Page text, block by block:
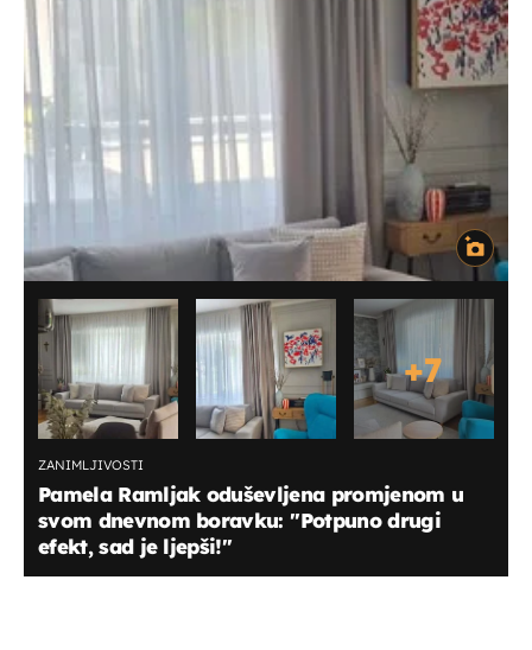
+7
ZANIMLJIVOSTI
Pamela Ramljak oduševljena promjenom u
svom dnevnom boravku: ''Potpuno drugi
efekt, sad je ljepši!''